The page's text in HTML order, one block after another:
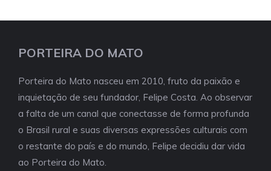
PORTEIRA DO MATO
Porteira do Mato nasceu em 2010, fruto da paixão e
inquietação de seu fundador, Felipe Costa. Ao observar
a falta de um canal que conectasse de forma profunda
o Brasil rural e suas diversas expressões culturais com
o restante do país e do mundo, Felipe decidiu dar vida
ao Porteira do Mato.